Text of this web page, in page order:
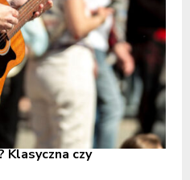
Klasyczna czy